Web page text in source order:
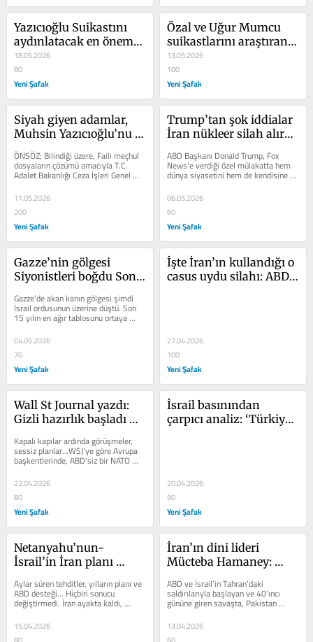
Yazıcıoğlu Suikastını
aydınlatacak en önemli
delil niteliğindeki GPS
cihazlarının MAK
timinde görevli olan
FETÖ’CÜ askerler
Yarbay Davut Uçum ve
Astsubay Aydın Özsıcak
tarafından neden
çalınmıştı?
18.05.2026
80
Yeni Şafak
Özal ve Uğur Mumcu
suikastlarını araştıran
Savcı Uğur Tonik’in
kızını kimler neden
kaçırdı?
13.05.2026
100
Yeni Şafak
Siyah giyen adamlar,
Muhsin Yazıcıoğlu’nu
helikopter enkazından
sağ çıkararak işkence
ile öldürmüş!
ÖNSÖZ; Bilindiği üzere, Faili meçhul
dosyaların çözümü amacıyla T.C.
Adalet Bakanlığı Ceza İşleri Genel
Müdürlüğü bünyesinde...
11.05.2026
200
Yeni Şafak
Trump’tan şok iddialar
İran nükleer silah alırsa
de dakikalar içinde yok
olur
ABD Başkanı Donald Trump, Fox
News’e verdiği özel mülakatta hem
dünya siyasetini hem de kendisine
yönelik düzenlenen suikast
girişimini...
06.05.2026
60
Yeni Şafak
Gazze’nin gölgesi
Siyonistleri boğdu Son
İsrail ordusunda perde
arkası felaket!
Gazze’de akan kanın gölgesi şimdi
İsrail ordusunun üzerine düştü. Son
15 yılın en ağır tablosunu ortaya
koyan veriler, asker ve polis...
04.05.2026
70
Yeni Şafak
İşte İran’ın kullandığı o
casus uydu silahı: ABD
27.04.2026
100
Yeni Şafak
Wall St Journal yazdı:
Gizli hazırlık başladı
ABD çekilirse Avrupa ne
yapacak?
Kapalı kapılar ardında görüşmeler,
sessiz planlar...WSJ’ye göre Avrupa
başkentlerinde, ABD’siz bir NATO
senaryosuna karşı sessiz ama...
22.04.2026
80
Yeni Şafak
İsrail basınından
çarpıcı analiz: ‘Türkiye
20.04.2026
90
Yeni Şafak
Netanyahu’nun-
İsrail’in İran planı
tarihi hezimet Savaşı
başlattı masaya bile
Aylar süren tehditler, yılların planı ve
ABD desteği… Hiçbiri sonucu
değiştirmedi. İran ayakta kaldı,
ateşkes Washington’da...
15.04.2026
İran’ın dini lideri
Mücteba Hamaney:
haklarımızdan asla
vazgeçmeyeceğiz!
ABD ve İsrail’in Tahran’daki
saldırılarıyla başlayan ve 40’ıncı
gününe giren savaşta, Pakistan
arabuluculuğunda ABD ile İran...
13.04.2026